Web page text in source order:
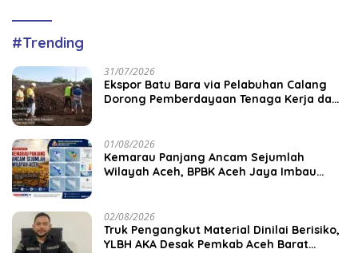
#Trending
31/07/2026
‎Ekspor Batu Bara via Pelabuhan Calang
Dorong Pemberdayaan Tenaga Kerja dan
01/08/2026
Kemarau Panjang Ancam Sejumlah
Wilayah Aceh, BPBK Aceh Jaya Imbau
02/08/2026
Truk Pengangkut Material Dinilai Berisiko,
YLBH AKA Desak Pemkab Aceh Barat